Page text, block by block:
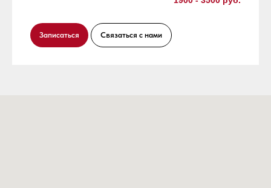
Записаться Связаться с нами